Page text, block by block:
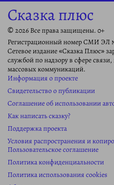
Сказка плюс
© 2026 Все права защищены. 0+
Регистрационный номер СМИ ЭЛ
Сетевое издание «Сказка Плюс»
службой по надзору в сфере
массовых коммуникаций.
Информация о проекте
Свидетельство о публикации
Соглашение об использовании
Как написать сказку?
Поддержка проекта
Условия распространения и
Пользовательское соглашение
Политика конфиденциальности
Политика использования cookies